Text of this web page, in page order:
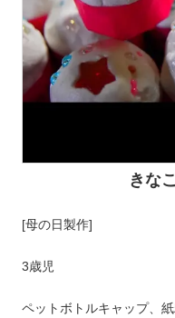
きな
[母の日製作]
3歳児
ペットボトルキャップ、